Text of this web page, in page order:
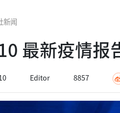
新闻
最新疫情报
Editor 8857